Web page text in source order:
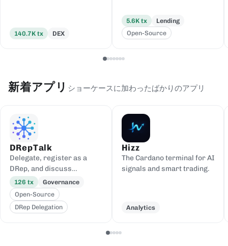
140.7K tx DEX
5.6K tx
Lending
Open-Source
新着アプリ ショーケースに加わったばかりのアプリ
DRepTalk
Delegate, register as a
DRep, and discuss
governance
126 tx
Governance
Open-Source
DRep Delegation
Hizz
The Cardano terminal for AI
signals and smart trading.
Analytics